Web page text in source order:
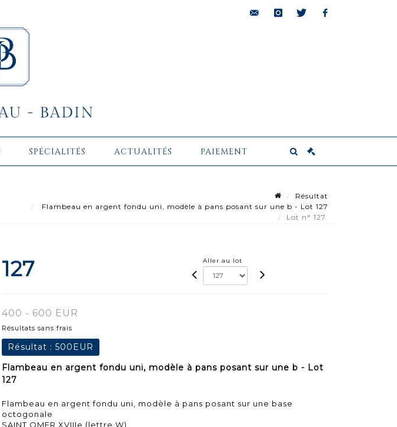
SPÉCIALITÉS ACTUALITÉS PAIEMENT
Résultat
Flambeau en argent fondu uni, modèle à pans posant sur une b - Lot 127
Lot n° 127
127 Aller au lot
400 - 600 EUR
Résultats sans frais
Résultat : 500EUR
Flambeau en argent fondu uni, modèle à pans posant sur une b - Lot
127
Flambeau en argent fondu uni, modèle à pans posant sur une base
octogonale
SAINT OMER XVIIIe (lettre W)